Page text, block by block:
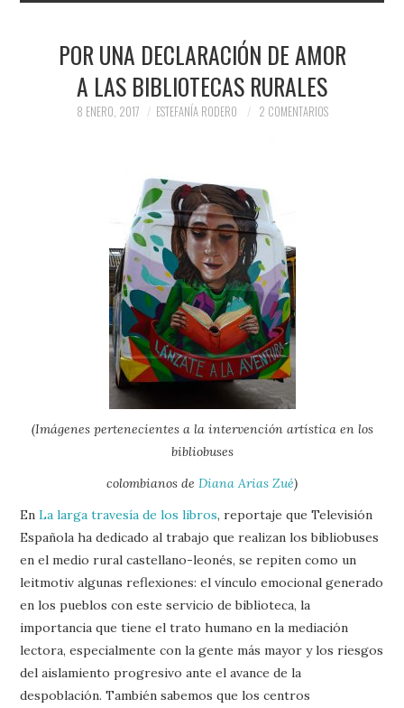
HACER BOSQUE (SALA DE
PRENSA Y
POR UNA DECLARACIÓN DE AMOR
A LAS BIBLIOTECAS RURALES
8 ENERO, 2017 ESTEFANÍA RODERO 2 COMENTARIOS
(Imágenes pertenecientes a la intervención artística en los
bibliobuses
colombianos de Diana Arias Zué)
EnLa larga travesía de los libros, reportaje que Televisión
Española ha dedicado al trabajo que realizan los bibliobuses
en el medio rural castellano-leonés, se repiten como un
leitmotiv algunas reflexiones: el vínculo emocional generado
en los pueblos con este servicio de biblioteca, la
importancia que tiene el trato humano en la mediación
lectora, especialmente con la gente más mayor y los riesgos
del aislamiento progresivo ante el avance de la
despoblación. También sabemos que los centros